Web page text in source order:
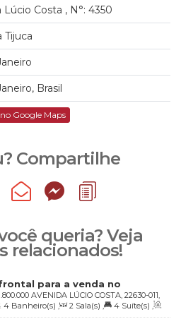
Lúcio Costa , N°: 4350
Tijuca
Brasil
Google Maps
Compartilhe
queria? Veja
relacionados!
para a venda no
Résidences de Mônaco
AVENIDA LÚCIO COSTA, 22630-011,
Janeiro, Rio de Janeiro, Brasil
4 Banheiro(s) , 2 Sala(s) , 4 Suíte(s) ,
Vaga(s) , Útil: 400.00m²